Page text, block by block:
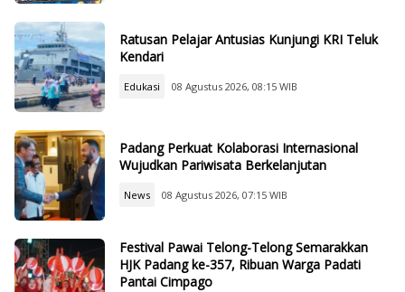
Ratusan Pelajar Antusias Kunjungi KRI Teluk
Kendari
Edukasi 08 Agustus 2026, 08:15 WIB
Padang Perkuat Kolaborasi Internasional
Wujudkan Pariwisata Berkelanjutan
News 08 Agustus 2026, 07:15 WIB
Festival Pawai Telong-Telong Semarakkan
HJK Padang ke-357, Ribuan Warga Padati
Pantai Cimpago